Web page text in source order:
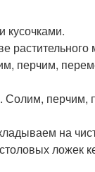
кусочками.
растительного
перчим,
Солим,
на
ложек